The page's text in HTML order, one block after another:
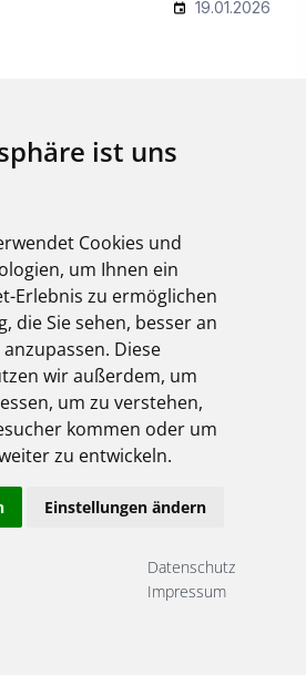
ist uns
Cookies und
um Ihnen ein
Erlebnis zu ermöglichen
die Sie sehen, besser an
Diese
wir außerdem, um
um zu verstehen,
kommen oder um
zu entwickeln.
Einstellungen ändern
Datenschutz
Impressum